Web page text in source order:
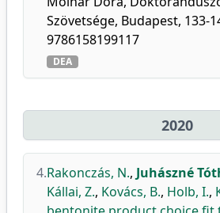
Szövetsége, Budapest, 133-
9786158199117
DEA
2020
4.Rakonczás, N., Juhászné
Kállai, Z., Kovács, B., Holb, I.,